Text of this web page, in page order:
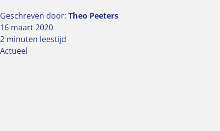
Geschreven door: Theo Peeters
16 maart 2020
2 minuten leestijd
Actueel